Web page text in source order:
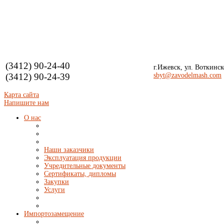
(3412) 90-24-40
(3412) 90-24-39
г.Ижевск, ул.
sbyt@zavodelmash.com
Карта сайта
Напишите нам
О нас
Наши заказчики
Эксплуатация продукции
Учредительные документы
Сертификаты, дипломы
Закупки
Услуги
Импортозамещение